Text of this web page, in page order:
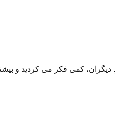
دیگران، کمی فکر می کردید و